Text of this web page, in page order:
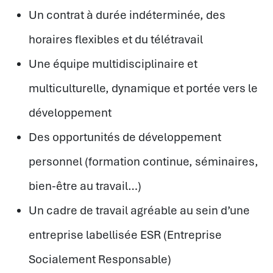
Un contrat à durée indéterminée, des
horaires flexibles et du télétravail
Une équipe multidisciplinaire et
multiculturelle, dynamique et portée vers le
développement
Des opportunités de développement
personnel (formation continue, séminaires,
bien-être au travail…)
Un cadre de travail agréable au sein d’une
entreprise labellisée ESR (Entreprise
Socialement Responsable)